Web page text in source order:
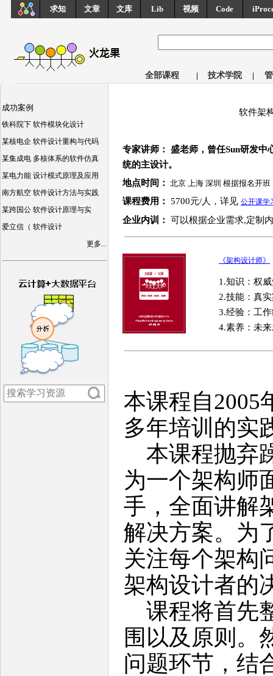
求知 文章 文库 Lib 视频 Code
全部课程 | 技术学院 |
成功案例
铁科院下 软件模块化设计
某核电企 软件设计重构与代码
某集成电 多核体系的软件仿真
某电力能 设计模式原理及应用
南方航空 软件设计方法与实践
某跨国公 软件设计原理与实
爱立信（ 软件设计
更多...
软件架
专家讲师： 盛老师，曾任Sun研发
统的主设计。
地点时间： 北京 上海 深圳 根据报名开班
课程费用： 5700元/人，详见 公开课学
企业内训： 可以根据企业需求,定制
《架构设计师》
1.知识：权
2.技能：真
3.经验：工
4.素养：未
本课程自2005
多年培训的实
本课程抛弃
为一个架构师
手，全面讲解
解决方案。为
关注每个架构
架构设计者的
课程将首先
围以及原则。
问题环节，结